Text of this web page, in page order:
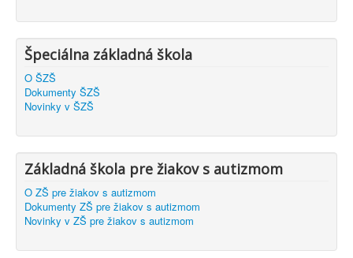
Špeciálna základná škola
O ŠZŠ
Dokumenty ŠZŠ
Novinky v ŠZŠ
Základná škola pre žiakov s autizmom
O ZŠ pre žiakov s autizmom
Dokumenty ZŠ pre žiakov s autizmom
Novinky v ZŠ pre žiakov s autizmom